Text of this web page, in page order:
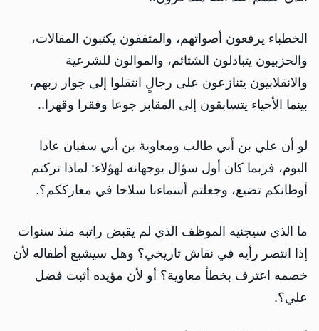
الخطباء يرفعون أصواتهم، والمثقفون يكتبون المقالات،
والحزبيون يتبادلون الشتائم، والموالون للشرعية
والانقلابيون يتنازعون على رجالٍ انتقلوا إلى جوار ربهم،
بينما الأحياء يتسابقون إلى المقابر جوعا وفقرا وقهرا..
لو أن علي بن أبي طالب ومعاوية بن أبي سفيان عادا
اليوم، فربما كان أول سؤال يوجهانه لهؤلاء: لماذا تركتم
أوطانكم تضيع، وجعلتم أسماءنا سلاحا في معارككم؟.
ما الذي سيجنيه الموظف الذي لم يقبض راتبه منذ سنوات
إذا انتصر رأيه في نقاش تاريخي؟ وهل سيشبع أطفاله لأن
خصمه اعترف بخطأ معاوية؟ أو لأن مؤيده أثبت فضل
علي؟.